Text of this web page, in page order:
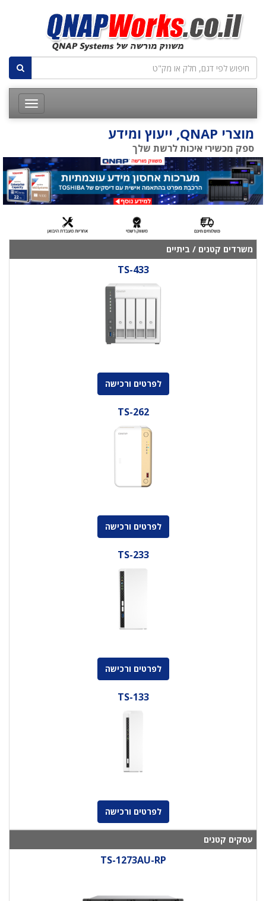
מוצרי QNAP, ייעוץ ומידע
ספק מכשירי איכות לרשת שלך
משרדים קטנים / ביתיים
TS-433
לפרטים ורכישה
TS-262
לפרטים ורכישה
TS-233
לפרטים ורכישה
TS-133
לפרטים ורכישה
עסקים קטנים
TS-1273AU-RP